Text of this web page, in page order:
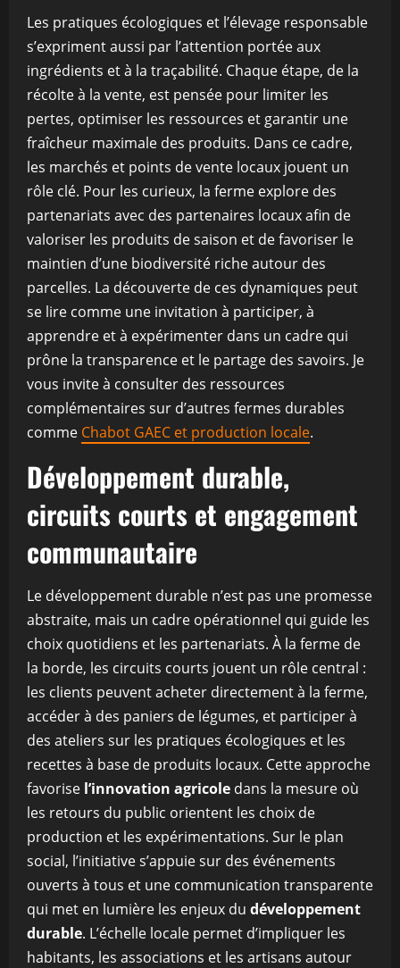
Les pratiques écologiques et l’élevage responsable
s’expriment aussi par l’attention portée aux
ingrédients et à la traçabilité. Chaque étape, de la
récolte à la vente, est pensée pour limiter les
pertes, optimiser les ressources et garantir une
fraîcheur maximale des produits. Dans ce cadre,
les marchés et points de vente locaux jouent un
rôle clé. Pour les curieux, la ferme explore des
partenariats avec des partenaires locaux afin de
valoriser les produits de saison et de favoriser le
maintien d’une biodiversité riche autour des
parcelles. La découverte de ces dynamiques peut
se lire comme une invitation à participer, à
apprendre et à expérimenter dans un cadre qui
prône la transparence et le partage des savoirs. Je
vous invite à consulter des ressources
complémentaires sur d’autres fermes durables
comme Chabot GAEC et production locale.
Développement durable,
circuits courts et engagement
communautaire
Le développement durable n’est pas une promesse
abstraite, mais un cadre opérationnel qui guide les
choix quotidiens et les partenariats. À la ferme de
la borde, les circuits courts jouent un rôle central :
les clients peuvent acheter directement à la ferme,
accéder à des paniers de légumes, et participer à
des ateliers sur les pratiques écologiques et les
recettes à base de produits locaux. Cette approche
favorise l’innovation agricole dans la mesure où
les retours du public orientent les choix de
production et les expérimentations. Sur le plan
social, l’initiative s’appuie sur des événements
ouverts à tous et une communication transparente
qui met en lumière les enjeux du développement
durable. L’échelle locale permet d’impliquer les
habitants, les associations et les artisans autour